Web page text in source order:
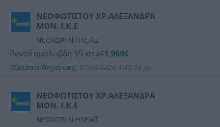
BP
KMOIL
REVOIL
ΝΕΟΦΩΤΙΣΤΟΥ ΧΡ.ΑΛΕΞΑΝΔΡΑ
ΜΟΝ. Ι.Κ.Ε
ΝΕΟΧΩΡΙ Ν.ΗΛΕΙΑΣ
Revoil αμόλυβδη 95 xtra41,969€
Τελευταία Ενημέρωση: 07/08/2026 4:33:20 μμ
ΝΕΟΦΩΤΙΣΤΟΥ ΧΡ.ΑΛΕΞΑΝΔΡΑ
ΜΟΝ. Ι.Κ.Ε
ΝΕΟΧΩΡΙ Ν.ΗΛΕΙΑΣ